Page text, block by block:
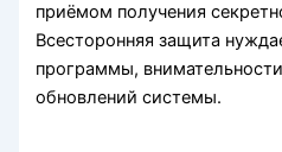
приёмом получения
Всесторонняя защита
программы,
обновлений системы.